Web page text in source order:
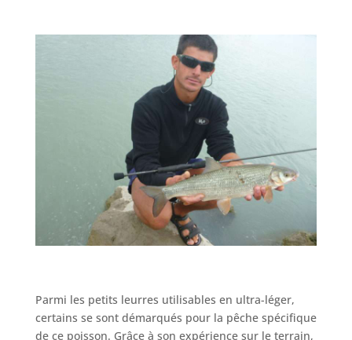
Parmi les petits leurres utilisables en ultra-léger,
certains se sont démarqués pour la pêche spécifique
de ce poisson. Grâce à son expérience sur le terrain,